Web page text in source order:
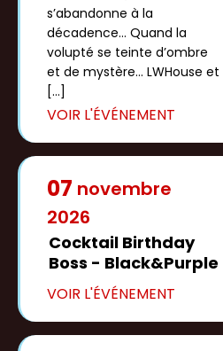
s’abandonne à la
décadence… Quand la
volupté se teinte d’ombre
et de mystère… LWHouse et
[…]
07 novembre
2026
Cocktail Birthday
Boss - Black&Purple